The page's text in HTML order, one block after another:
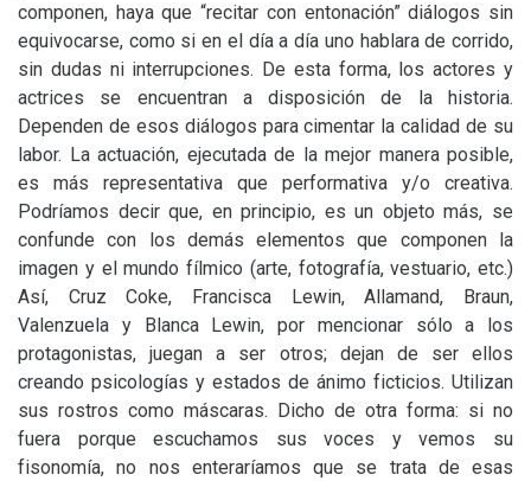
componen, haya que “recitar con entonación” diálogos sin
equivocarse, como si en el día a día uno hablara de corrido,
sin dudas ni interrupciones. De esta forma, los actores y
actrices se encuentran a disposición de la historia.
Dependen de esos diálogos para cimentar la calidad de su
labor. La actuación, ejecutada de la mejor manera posible,
es más representativa que performativa y/o creativa.
Podríamos decir que, en principio, es un objeto más, se
confunde con los demás elementos que componen la
imagen y el mundo fílmico (arte, fotografía, vestuario, etc.)
Así, Cruz Coke, Francisca Lewin, Allamand, Braun,
Valenzuela y Blanca Lewin, por mencionar sólo a los
protagonistas, juegan a ser otros; dejan de ser ellos
creando psicologías y estados de ánimo ficticios. Utilizan
sus rostros como máscaras. Dicho de otra forma: si no
fuera porque escuchamos sus voces y vemos su
fisonomía, no nos enteraríamos que se trata de esas